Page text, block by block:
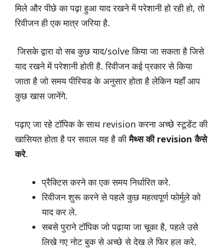
मिले और पीछे का पढ़ा हुआ याद रखने में परेशानी हो रही हो, तो
रिवीजन ही एक मात्र जरिया है.
जिसके द्वारा वो सब कुछ याद/solve किया जा सकता है जिसे
याद रखने में परेशानी होती है. रिवीजन कई प्रकार से किया
जाता है जो समय पीरियड के अनुसार होता है लेकिन यहाँ आप
कुछ खास जानेंगे.
पढ़ाए जा रहे टॉपिक के साथ revision करना अच्छे स्टूडेंट की
खासियत होता है पर सवाल यह है कीमैथ्स की revision कैसे
करे.
प्रैक्टिस करने का एक समय निर्धारित करे.
रिवीजन शुरू करने से पहले कुछ महत्वपूर्ण फोर्मुले को
याद कर ले.
सबसे पुराने टॉपिक जो पढ़ाया जा चूका है, पहले उसे
लिखे गए नोट बुक से अच्छे से देख ले फिर हल करे.